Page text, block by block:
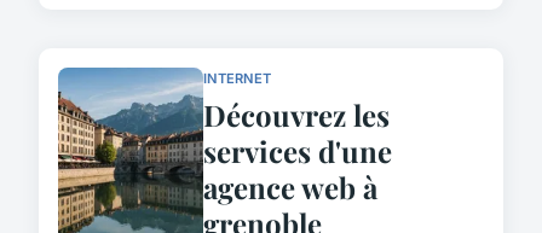
INTERNET
Découvrez les
services d'une
agence web à
grenoble